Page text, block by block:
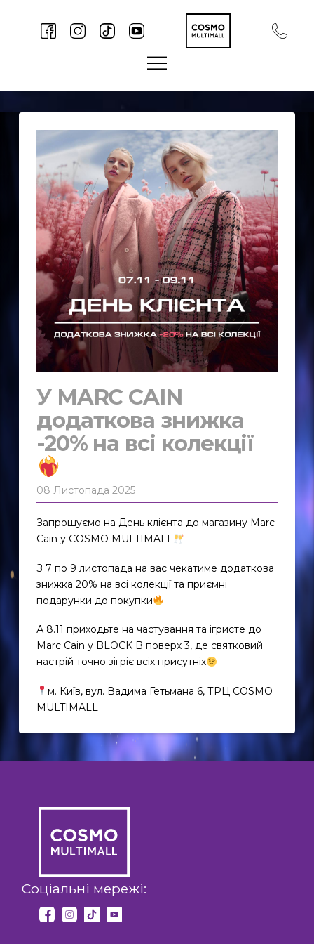
У MARC CAIN
додаткова знижка
-20% на всі колекції
08 Листопада 2025
Запрошуємо на День клієнта до магазину Marc
Cain у COSMO MULTIMALL
З 7 по 9 листопада на вас чекатиме додаткова
знижка 20% на всі колекції та приємні
подарунки до покупки
А 8.11 приходьте на частування та ігристе до
Marc Cain у BLOCK B поверх 3, де святковий
настрій точно зігріє всіх присутніх
м. Київ, вул. Вадима Гетьмана 6, ТРЦ COSMO
MULTIMALL
Соціальні мережі:
EN